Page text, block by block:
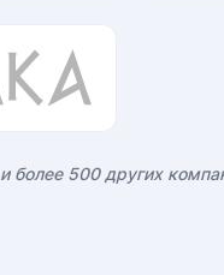
и более 500 других